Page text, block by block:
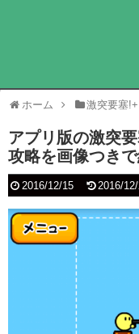
ホーム 激突要塞!+
アプリ版の激突
攻略を画像つき
2016/12/15 2016/